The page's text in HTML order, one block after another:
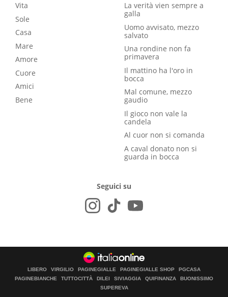
Vita
Sole
Casa
Mare
Amore
Cuore
Amici
Bene
La verità vien sempre a
galla
Uomo avvisato, mezzo
salvato
Una rondine non fa
primavera
Il mattino ha l'oro in
bocca
Mal comune, mezzo
gaudio
Il gioco non vale la
candela
Al cuor non si comanda
A caval donato non si
guarda in bocca
Seguici su
LIBERO VIRGILIO PAGINEGIALLE PAGINEGIALLE SHOP
PGCASA
PAGINEBIANCHE
TUTTOCITTÀ DILEI SIVIAGGIA QUIFINANZA
BUONISSIMO
SUPEREVA